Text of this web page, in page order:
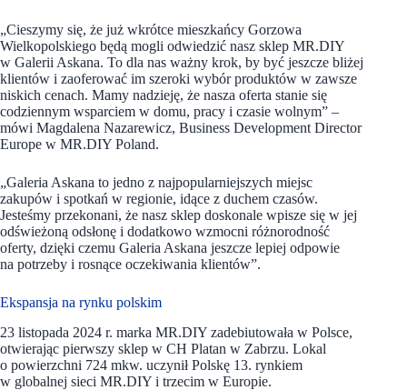
„Cieszymy się, że już wkrótce mieszkańcy Gorzowa
Wielkopolskiego będą mogli odwiedzić nasz sklep MR.DIY
w Galerii Askana. To dla nas ważny krok, by być jeszcze bliżej
klientów i zaoferować im szeroki wybór produktów w zawsze
niskich cenach. Mamy nadzieję, że nasza oferta stanie się
codziennym wsparciem w domu, pracy i czasie wolnym” –
mówi Magdalena Nazarewicz, Business Development Director
Europe w MR.DIY Poland.
„Galeria Askana to jedno z najpopularniejszych miejsc
zakupów i spotkań w regionie, idące z duchem czasów.
Jesteśmy przekonani, że nasz sklep doskonale wpisze się w jej
odświeżoną odsłonę i dodatkowo wzmocni różnorodność
oferty, dzięki czemu Galeria Askana jeszcze lepiej odpowie
na potrzeby i rosnące oczekiwania klientów”.
Ekspansja na rynku polskim
23 listopada 2024 r. marka MR.DIY zadebiutowała w Polsce,
otwierając pierwszy sklep w CH Platan w Zabrzu. Lokal
o powierzchni 724 mkw. uczynił Polskę 13. rynkiem
w globalnej sieci MR.DIY i trzecim w Europie.